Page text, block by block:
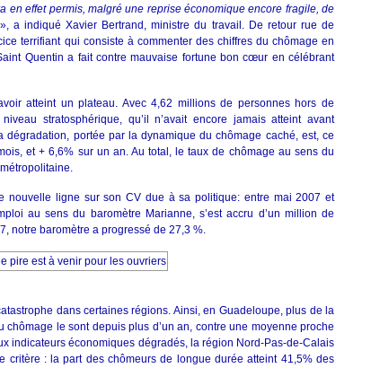
en effet permis, malgré une reprise économique encore fragile, de
a indiqué Xavier Bertrand, ministre du travail. De retour rue de
terrifiant qui consiste à commenter des chiffres du chômage en
Quentin a fait contre mauvaise fortune bon cœur en célébrant
atteint un plateau. Avec 4,62 millions de personnes hors de
stratosphérique, qu’il n’avait encore jamais atteint avant
dégradation, portée par la dynamique du chômage caché, est, ce
et + 6,6% sur un an. Au total, le taux de chômage au sens du
nouvelle ligne sur son CV due à sa politique: entre mai 2007 et
au sens du baromètre Marianne, s’est accru d’un million de
notre baromètre a progressé de 27,3 %.
dans certaines régions. Ainsi, en Guadeloupe, plus de la
le sont depuis plus d’un an, contre une moyenne proche
indicateurs économiques dégradés, la région Nord-Pas-de-Calais
critère : la part des chômeurs de longue durée atteint 41,5% des